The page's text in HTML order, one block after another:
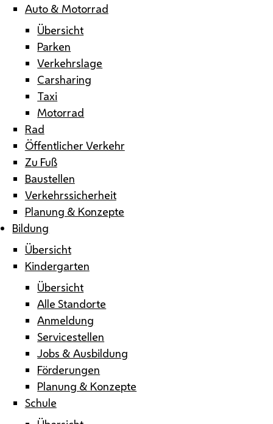
Auto & Motorrad
Übersicht
Parken
Verkehrslage
Carsharing
Taxi
Motorrad
Rad
Öffentlicher Verkehr
Zu Fuß
Baustellen
Verkehrssicherheit
Planung & Konzepte
Bildung
Übersicht
Kindergarten
Übersicht
Alle Standorte
Anmeldung
Servicestellen
Jobs & Ausbildung
Förderungen
Planung & Konzepte
Schule